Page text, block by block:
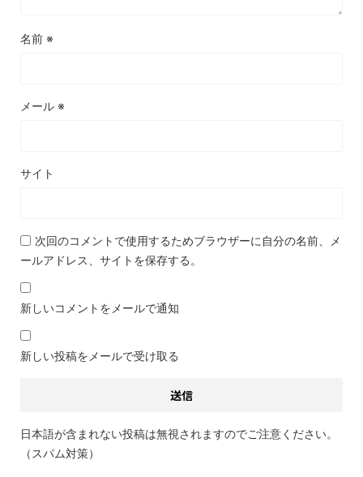
名前 ※
メール ※
サイト
次回のコメントで使用するためブラウザーに自分の名前、メ
ールアドレス、サイトを保存する。
新しいコメントをメールで通知
新しい投稿をメールで受け取る
日本語が含まれない投稿は無視されますのでご注意ください。
（スパム対策）